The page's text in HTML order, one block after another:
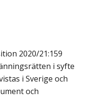
2020/21:159
i syfte
i Sverige och
och